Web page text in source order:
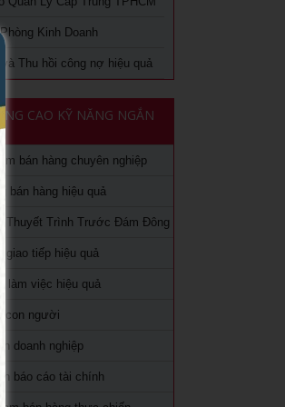
Kinh Doanh
và Thu hồi công nợ hiệu quả
CAO KỸ NĂNG NGẮN
bán hàng chuyên nghiệp
bán hàng hiệu quả
Thuyết Trình Trước Đám Đông
giao tiếp hiệu quả
làm việc hiệu quả
con người
doanh nghiệp
báo cáo tài chính